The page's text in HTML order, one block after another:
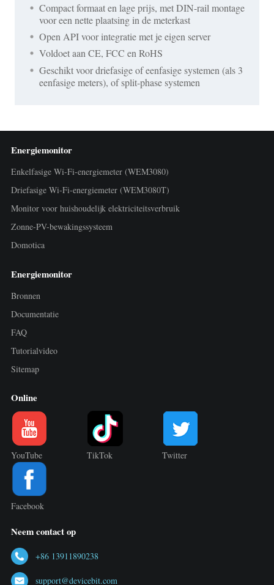
Compact formaat en lage prijs, met DIN-rail montage
voor een nette plaatsing in de meterkast
Open API voor integratie met je eigen server
Voldoet aan CE, FCC en RoHS
Geschikt voor driefasige of eenfasige systemen (als 3
eenfasige meters), of split-phase systemen
Energiemonitor
Enkelfasige Wi-Fi-energiemeter (WEM3080)
Driefasige Wi-Fi-energiemeter (WEM3080T)
Monitor voor huishoudelijk elektriciteitsverbruik
Zonne-PV-bewakingssysteem
Domotica
Energiemonitor
Bronnen
Documentatie
FAQ
Tutorialvideo
Sitemap
Online
YouTube TikTok Twitter
Facebook
Neem contact op
+86 13911890238
support@devicebit.com